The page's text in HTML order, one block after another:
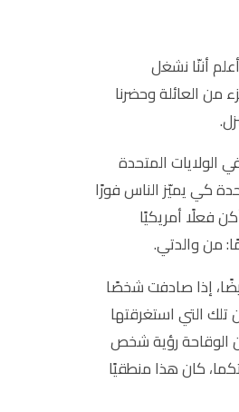
أننّا نشغل
من العائلة وحضرنا
المتحدة
كي يميّز الناس فورًا
فعلًا أمريكيًا
من والدتي.
إذا صادفت شخصًا
التي استغرقتها
الوقاحة رؤية شخص
كان هذا منطقيًا